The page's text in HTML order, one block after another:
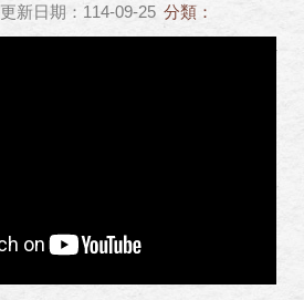
更新日期：114-09-25 分類：